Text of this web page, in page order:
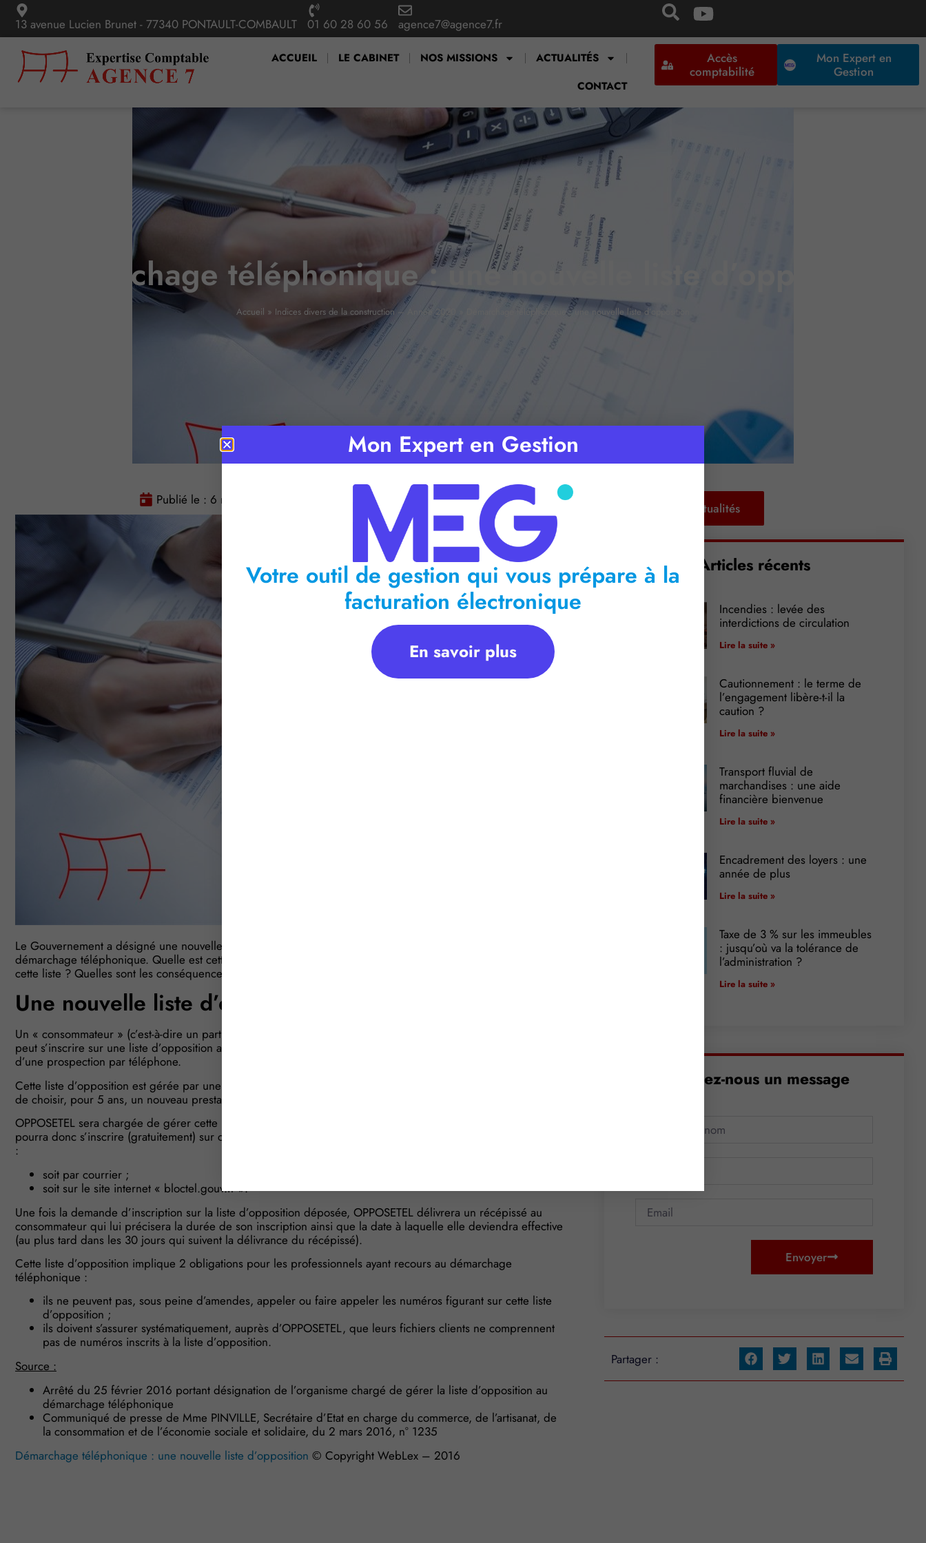
13 avenue Lucien Brunet - 77340 PONTAULT-COMBAULT 01 60 28 60 56 agence7@agence7.fr
ACCUEIL LE CABINET NOS MISSIONS
ACTUALITÉS
CONTACT
Accès
comptabilité
Mon Expert en
Gestion
Démarchage téléphonique : une nouvelle liste d’opposition
Accueil » Indices divers de la construction – Année 2020 Démarchage téléphonique : une nouvelle liste d’opposition
Publié le : 6 mai 2016 Temps de lecture : minutes
Le Gouvernement a désigné une nouvelle société qui sera chargée de gérer la liste d’opposition au
démarchage téléphonique. Quelle est cette société ? Comment les consommateurs peuvent-ils s’inscrire sur
cette liste ? Quelles sont les conséquences pour les entreprises de démarchage ?
Une nouvelle liste d’opposition pour le 1er juin 2016 !
Un « consommateur » (c’est-à-dire un particulier n’agissant pas dans le cadre d’une activité professionnelle)
peut s’inscrire sur une liste d’opposition au démarchage téléphonique lorsqu’il ne souhaite pas faire l’objet
d’une prospection par téléphone.
Cette liste d’opposition est gérée par une société qui est désignée par le Gouvernement qui vient justement
de choisir, pour 5 ans, un nouveau prestataire : il s’agit de l’entreprise OPPOSETEL.
OPPOSETEL sera chargée de gérer cette liste à compter du 1er juin 2016. Concrètement, un consommateur
pourra donc s’inscrire (gratuitement) sur cette liste en communiquant son numéro de téléphone à OPPOSETEL
:
soit par courrier ;
soit sur le site internet « bloctel.gouv.fr ».
Une fois la demande d’inscription sur la liste d’opposition déposée, OPPOSETEL délivrera un récépissé au
consommateur qui lui précisera la durée de son inscription ainsi que la date à laquelle elle deviendra effective
(au plus tard dans les 30 jours qui suivent la délivrance du récépissé).
Cette liste d’opposition implique 2 obligations pour les professionnels ayant recours au démarchage
téléphonique :
ils ne peuvent pas, sous peine d’amendes, appeler ou faire appeler les numéros figurant sur cette liste
d’opposition ;
ils doivent s’assurer systématiquement, auprès d’OPPOSETEL, que leurs fichiers clients ne comprennent
pas de numéros inscrits à la liste d’opposition.
Source :
Arrêté du 25 février 2016 portant désignation de l’organisme chargé de gérer la liste d’opposition au
démarchage téléphonique
Communiqué de presse de Mme PINVILLE, Secrétaire d’Etat en charge du commerce, de l’artisanat, de
la consommation et de l’économie sociale et solidaire, du 2 mars 2016, n° 1235
Démarchage téléphonique : une nouvelle liste d’opposition © Copyright WebLex – 2016
Retour aux actualités
Articles récents
Incendies : levée des
interdictions de circulation
Lire la suite »
Cautionnement : le terme de
l’engagement libère-t-il la
caution ?
Lire la suite »
Transport fluvial de
marchandises : une aide
financière bienvenue
Lire la suite »
Encadrement des loyers : une
année de plus
Lire la suite »
Taxe de 3 % sur les immeubles
: jusqu’où va la tolérance de
l’administration ?
Lire la suite »
Envoyez-nous un message
Envoyer
Partager :
Mon Expert en Gestion
Votre outil de gestion qui vous prépare à la
facturation électronique
En savoir plus